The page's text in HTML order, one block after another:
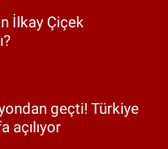
İlkay Çiçek
geçti! Türkiye
açılıyor